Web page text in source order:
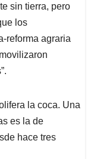
sin tierra, pero
los
reforma agraria
la coca. Una
es la de
hace tres